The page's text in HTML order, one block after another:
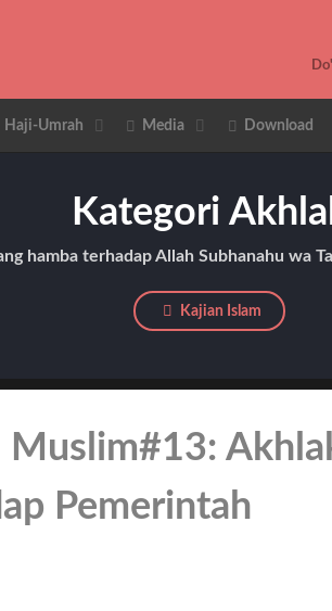
Haji-Umrah Media Download
Kategori
hamba terhadap Allah Subhanahu wa
Kajian Islam
Pemerintah